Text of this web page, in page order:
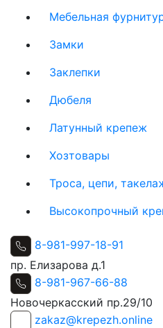
Мебельная
Замки
Заклепки
Дюбеля
Латунный крепеж
Хозтовары
Троса, цепи,
Высокопрочный
8-981-997-18-91
пр. Елизарова д.1
8-981-967-66-88
Новочеркасский пр.29/10
zakaz@krepezh.online